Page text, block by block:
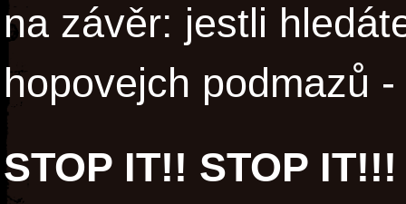
na závěr: jestli
hopovejch podmazů
STOP IT!! STOP